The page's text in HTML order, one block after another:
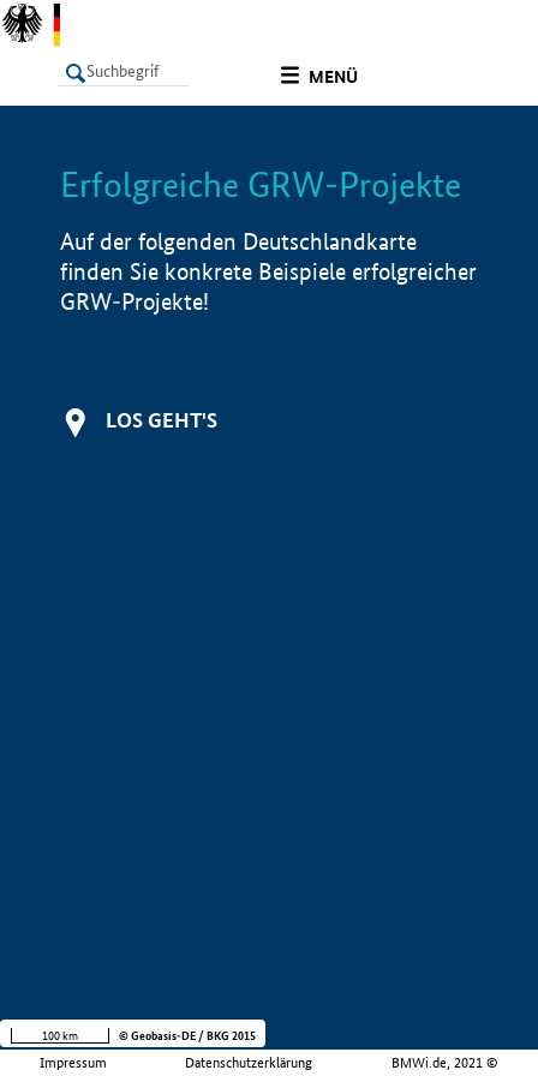
MENÜ
LISTE Info
Erfolgreiche GRW-Projekte
Auf der folgenden Deutschlandkarte
finden Sie konkrete Beispiele erfolgreicher
GRW-Projekte!
LOS GEHT'S
Impressum Datenschutzerklärung BMWi.de, 2021 ©
100 km © Geobasis-DE / BKG 2015